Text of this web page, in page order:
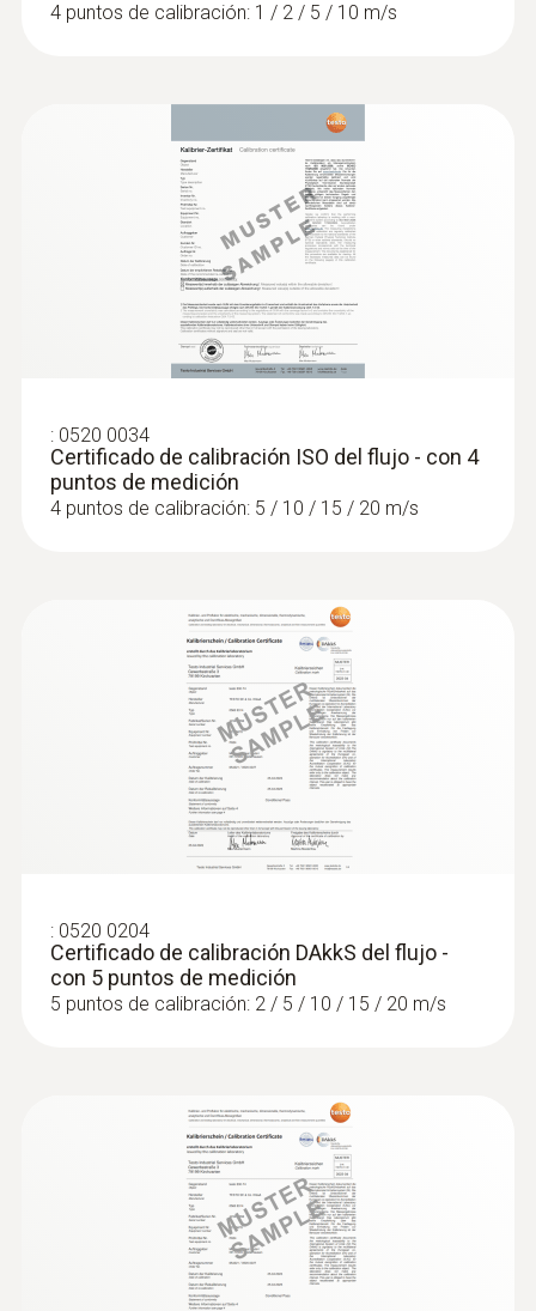
4 puntos de calibración: 1 / 2 / 5 / 10 m/s
: 0520 0034
Certificado de calibración ISO del flujo - con 4
puntos de medición
4 puntos de calibración: 5 / 10 / 15 / 20 m/s
: 0520 0204
Certificado de calibración DAkkS del flujo -
con 5 puntos de medición
5 puntos de calibración: 2 / 5 / 10 / 15 / 20 m/s